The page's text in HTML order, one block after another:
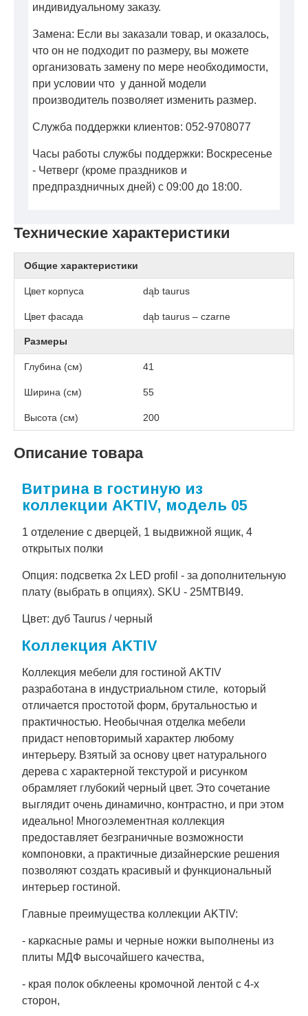
Технические характеристики
Общие характеристики
Цвет корпуса dąb taurus
Цвет фасада dąb taurus – czarne
Размеры
Глубина (см) 41
Ширина (см) 55
Высота (см) 200
Описание товара
Витрина в гостиную из
коллекции AKTIV, модель 05
1 отделение с дверцей, 1 выдвижной ящик, 4
открытых полки
Опция: подсветка 2x LED profil - за дополнительную
плату (выбрать в опциях). SKU - 25MTBI49.
Цвет: дуб Taurus / черный
Коллекция AKTIV
Коллекция мебели для гостиной AKTIV
разработана в индустриальном стиле, который
отличается простотой форм, брутальностью и
практичностью. Необычная отделка мебели
придаст неповторимый характер любому
интерьеру. Взятый за основу цвет натурального
дерева с характерной текстурой и рисунком
обрамляет глубокий черный цвет. Это сочетание
выглядит очень динамично, контрастно, и при этом
идеально! Многоэлементная коллекция
предоставляет безграничные возможности
компоновки, а практичные дизайнерские решения
позволяют создать красивый и функциональный
интерьер гостиной.
Главные преимущества коллекции AKTIV:
- каркасные рамы и черные ножки выполнены из
плиты МДФ высочайшего качества,
- края полок обклеены кромочной лентой с 4-х
сторон,
индивидуальному заказу.
Замена: Если вы заказали товар, и оказалось,
что он не подходит по размеру, вы можете
организовать замену по мере необходимости,
при условии что у данной модели
производитель позволяет изменить размер.
Служба поддержки клиентов: 052-9708077
Часы работы службы поддержки: Воскресенье
- Четверг (кроме праздников и
предпраздничных дней) с 09:00 до 18:00.